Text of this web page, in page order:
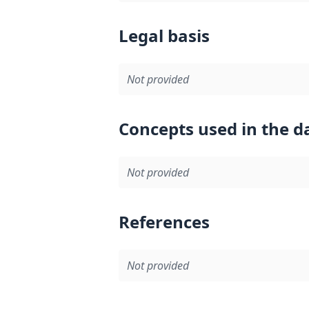
Legal basis
Not provided
Concepts used in the
Not provided
References
Not provided